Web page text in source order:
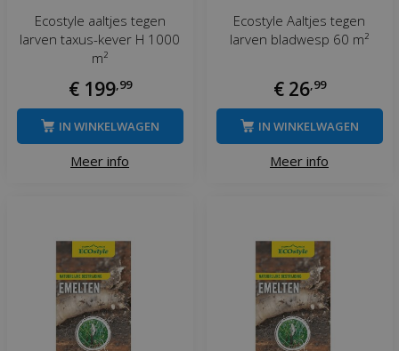
Ecostyle aaltjes tegen
larven taxus-kever H 1000
m²
€ 199, 99
Meer info
IN WINKELWAGEN
Ecostyle Aaltjes tegen
larven bladwesp 60 m²
€ 26 99
Meer info
IN WINKELWAGEN